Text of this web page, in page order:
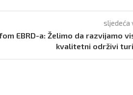
sljedeća
EBRD-a: Želimo da razvijamo
kvalitetni održivi